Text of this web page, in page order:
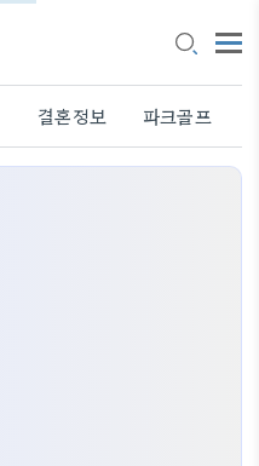
결혼정보 파크골프